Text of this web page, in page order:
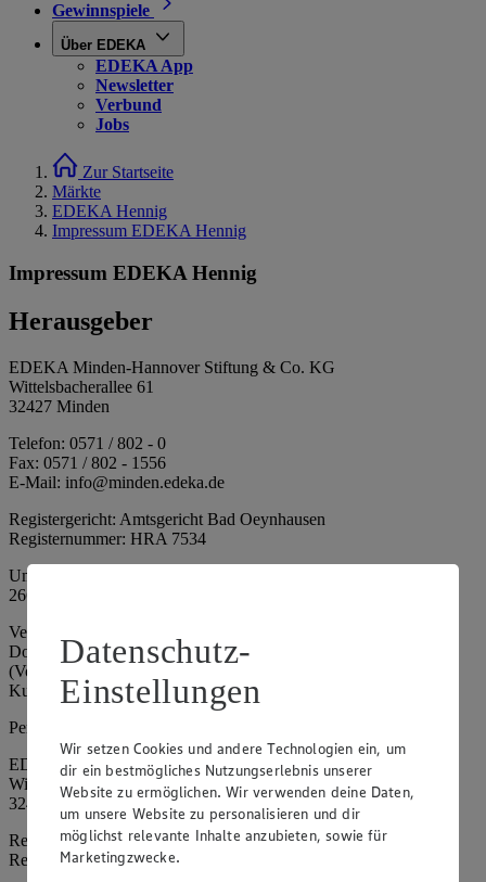
Gewinnspiele
Über EDEKA
EDEKA App
Newsletter
Verbund
Jobs
Zur Startseite
Märkte
EDEKA Hennig
Impressum EDEKA Hennig
Impressum EDEKA Hennig
Herausgeber
EDEKA Minden-Hannover Stiftung & Co. KG
Wittelsbacherallee 61
32427 Minden
Telefon: 0571 / 802 - 0
Fax: 0571 / 802 - 1556
E-Mail: info@minden.edeka.de
Registergericht: Amtsgericht Bad Oeynhausen
Registernummer: HRA 7534
Umsatzsteuer-Identifikationsnummer gem. § 27a UStG: DE
266067317
Vertretungsberechtigte: Mark Rosenkranz (Sprecher), Eileen
Dominique Klingsiek (Vorstandsmitglied), Ulf-U. Plath
(Vorstandsmitglied), Stephan Wohler (Vorstandsmitglied), Marc
Kuhlmann (Aufsichtsratsvorsitzender)
Persönlich haftende Gesellschafterin:
EDEKA Minden-Hannover Holding GmbH
Wittelsbacherallee 61
32427 Minden
Registergericht: Amtsgericht Bad Oeynhausen
Registernummer: HRB 4086
Datenschutz-
Einstellungen
Wir setzen Cookies und andere Technologien ein, um
dir ein bestmögliches Nutzungserlebnis unserer
Website zu ermöglichen. Wir verwenden deine Daten,
um unsere Website zu personalisieren und dir
möglichst relevante Inhalte anzubieten, sowie für
Marketingzwecke.